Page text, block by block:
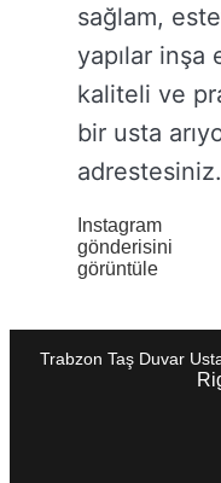
sağlam,
yapılar inşa
kaliteli ve
bir usta
adrestesiniz.
Instagram
gönderisini
görüntüle
Trabzon Taş Duvar